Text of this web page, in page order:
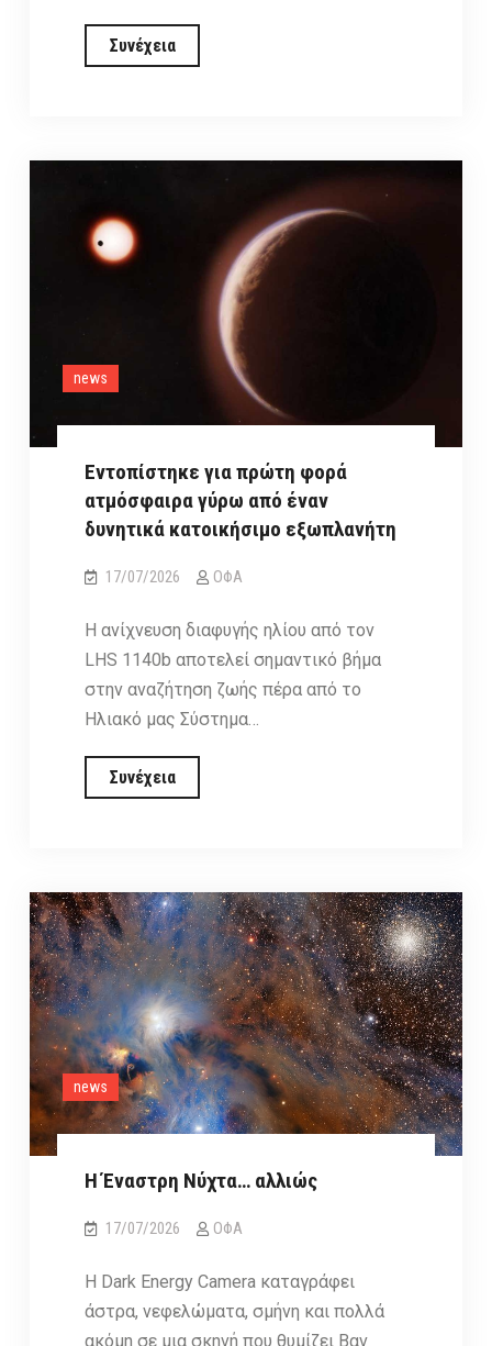
ΣυνέχειαΗ
NASA
πολύτιμα
επιστημονικά
δεδομένα
διέλευσή
κοντά
Άρη
news
Εντοπίστηκε για πρώτη φορά
ατμόσφαιρα γύρω από έναν
δυνητικά κατοικήσιμο εξωπλανήτη
17/07/2026 ΟΦΑ
Η ανίχνευση διαφυγής ηλίου από τον
LHS 1140b αποτελεί σημαντικό βήμα
στην αναζήτηση ζωής πέρα από το
Ηλιακό μας Σύστημα…
ΣυνέχειαΕντοπίστηκε
για
ατμόσφαιρα
γύρω
από
έναν
δυνητικά
κατοικήσιμο
εξωπλανήτη
news
Η Έναστρη Νύχτα… αλλιώς
17/07/2026 ΟΦΑ
Η Dark Energy Camera καταγράφει
άστρα, νεφελώματα, σμήνη και πολλά
ακόμη σε μια σκηνή που θυμίζει Βαν